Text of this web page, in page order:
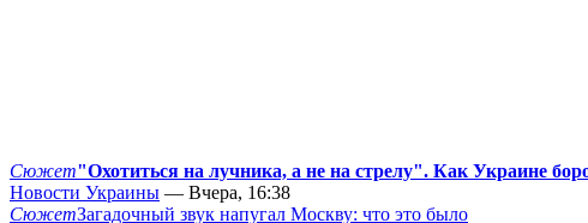
Сюжет"Охотиться на лучника, а не на стрелу". Как Украине
Новости Украины — Вчера, 16:38
СюжетЗагадочный звук напугал Москву: что это было